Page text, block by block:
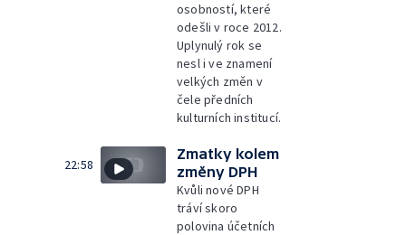
osobností, které
odešli v roce 2012.
Uplynulý rok se
nesl i ve znamení
velkých změn v
čele předních
kulturních institucí.
22:58
Zmatky kolem
změny DPH
Kvůli nové DPH
tráví skoro
polovina účetních